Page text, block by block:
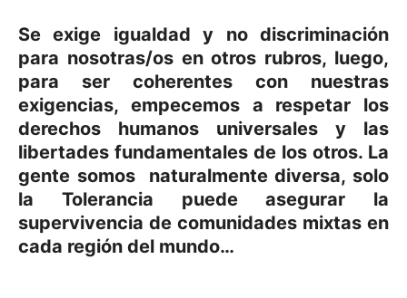
Se exige igualdad y no discriminación
para nosotras/os en otros rubros, luego,
para ser coherentes con nuestras
exigencias, empecemos a respetar los
derechos humanos universales y las
libertades fundamentales de los otros. La
gente somos naturalmente diversa, solo
la Tolerancia puede asegurar la
supervivencia de comunidades mixtas en
cada región del mundo…